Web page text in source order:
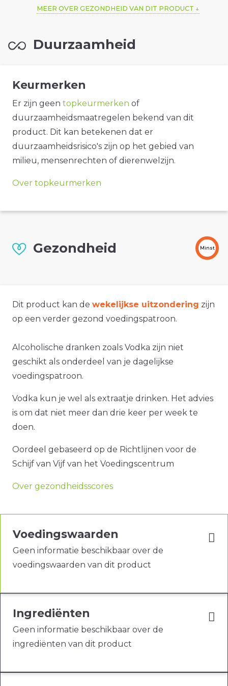
MEER OVER GEZONDHEID VAN DIT PRODUCT
Duurzaamheid
Keurmerken
Er zijn geen topkeurmerken of
duurzaamheidsmaatregelen bekend van dit
product. Dit kan betekenen dat er
duurzaamheidsrisico's zijn op het gebied van
milieu, mensenrechten of dierenwelzijn.
Over topkeurmerken
Gezondheid Minst
Dit product kan de wekelijkse uitzondering zijn
op een verder gezond voedingspatroon.
Alcoholische dranken zoals Vodka zijn niet
geschikt als onderdeel van je dagelijkse
voedingspatroon.
Vodka kun je wel als extraatje drinken. Het advies
is om dat niet meer dan drie keer per week te
doen.
Oordeel gebaseerd op de Richtlijnen voor de
Schijf van Vijf van het Voedingscentrum
Over gezondheidsscores
Voedingswaarden
Geen informatie beschikbaar over de
voedingswaarden van dit product
Ingrediënten
Geen informatie beschikbaar over de
ingrediënten van dit product